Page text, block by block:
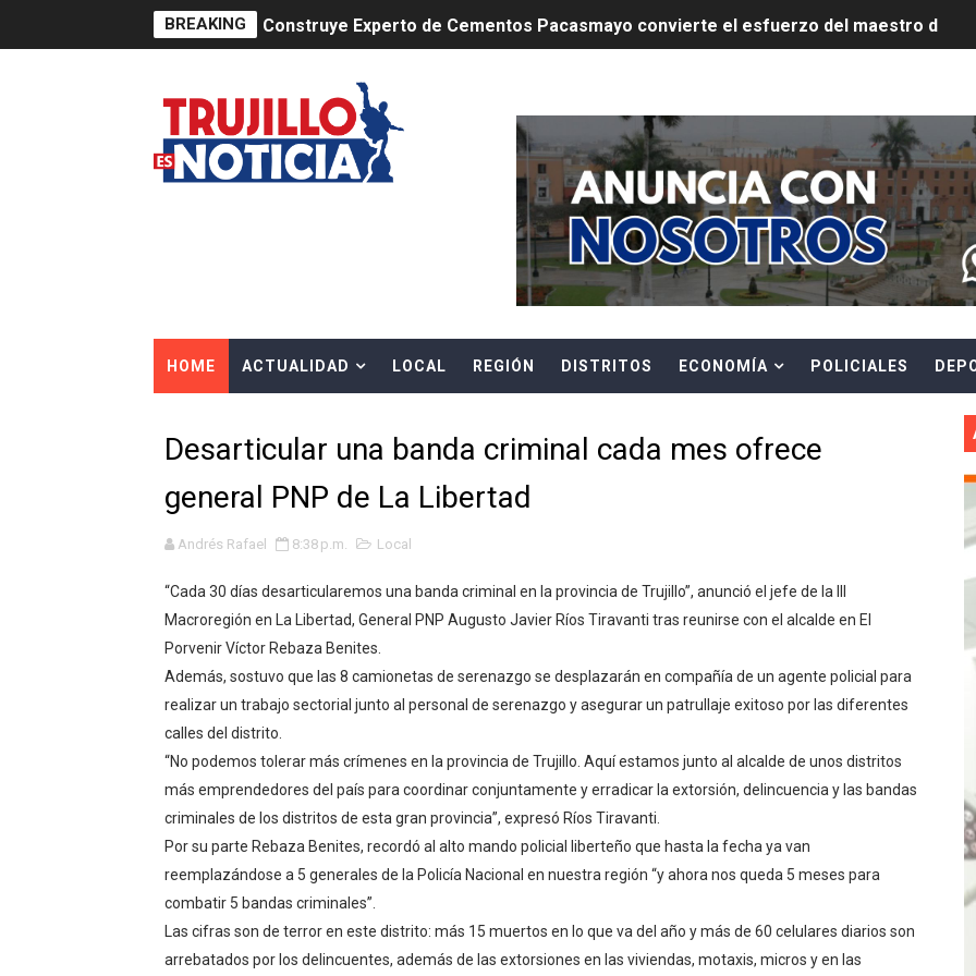
BREAKING Construye Experto de Cementos Pacasmayo convierte el esfuerzo del maestro de
IPE: Nuevo gobierno debe priorizar el impulso a la inversión privada y medidas contra
HIDRANDINA ALERTA SOBRE FALSOS TRABAJADORES Y BRINDA RECOMENDACIONES
HIDRANDINA ADVIERTE SOBRE EL PELIGRO DE LOS CABLES EN DESUSO Y EXHORTA
HASTA EL 2 DE AGOSTO TIENEN PLAZO PARA PONERSE AL DÍA EN SU RECIBO Y
Caja Arequipa lanza tercera edición del concurso nacional Orgullo Emprendedor con
Tres de cada cuatro atenciones del OSIPTEL estuvieron relacionadas con el servicio
OSIPTEL: nueve de cada 10 atenciones a usuarios de La Libertad fueron sobre el
GEANMARCO QUEZADA PRESTÓ JURAMENTO COMO DIPUTADO "POR LA
14 COLEGIOS DE TRUJILLO Y VIRÚ BUSCAN LA ACREDITACIÓN DEL PROGRAMA
¿Viajas por Fiestas Patrias? Así puedes evitar pagar por telefonía, internet o
JAMES PÉREZ ASEGURA QUE EN SUS PRIMEROS MESES DE GESTIÓN RECUPERARÁ
MÁS DE 12 MIL USUARIOS QUEDARON SIN ENERGÍA POR NO RESPETARSE LAS
OSIPTEL: Ahora dar de baja tu servicio de internet o telefonía solo toma un día hábil
¿Viajas por fiestas patrias? OSIPTEL recomienda verificar la cobertura móvil de tu
REGULARIZA TUS DEUDAS POR VIDEO GESTIÓN, ACCEDE A FACILIDADES DE PAGO Y
HIDRANDINA: POR FIESTAS PATRIAS APROVECHA LAS FACILIDADES DE PAGO PARA
La Universidad de Piura comparte su propuesta académica con escolares y padres
HOME ACTUALIDAD LOCAL REGIÓN DISTRITOS ECONOMÍA POLICIALES
Desarticular una banda criminal cada mes ofrece
general PNP de La Libertad
Andrés Rafael 8:38 p.m. Local
“Cada 30 días desarticularemos una banda criminal en la provincia de Trujillo”, anunció el jefe de la III
Macroregión en La Libertad, General PNP Augusto Javier Ríos Tiravanti tras reunirse con el alcalde en El
Porvenir Víctor Rebaza Benites.
Además, sostuvo que las 8 camionetas de serenazgo se desplazarán en compañía de un agente policial para
realizar un trabajo sectorial junto al personal de serenazgo y asegurar un patrullaje exitoso por las diferentes
calles del distrito.
“No podemos tolerar más crímenes en la provincia de Trujillo. Aquí estamos junto al alcalde de unos distritos
más emprendedores del país para coordinar conjuntamente y erradicar la extorsión, delincuencia y las bandas
criminales de los distritos de esta gran provincia”, expresó Ríos Tiravanti.
Por su parte Rebaza Benites, recordó al alto mando policial liberteño que hasta la fecha ya van
reemplazándose a 5 generales de la Policía Nacional en nuestra región “y ahora nos queda 5 meses para
combatir 5 bandas criminales”.
Las cifras son de terror en este distrito: más 15 muertos en lo que va del año y más de 60 celulares diarios son
arrebatados por los delincuentes, además de las extorsiones en las viviendas, motaxis, micros y en las